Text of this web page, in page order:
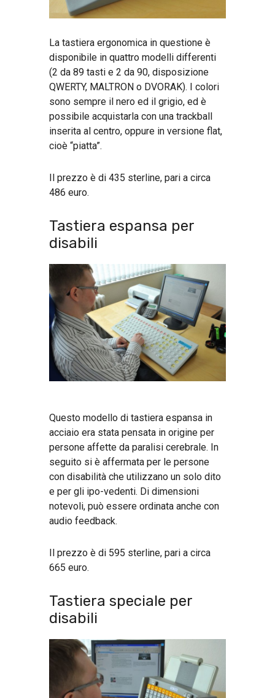
La tastiera ergonomica in questione è
disponibile in quattro modelli differenti
(2 da 89 tasti e 2 da 90, disposizione
QWERTY, MALTRON o DVORAK). I colori
sono sempre il nero ed il grigio, ed è
possibile acquistarla con una trackball
inserita al centro, oppure in versione flat,
cioè “piatta”.
Il prezzo è di 435 sterline, pari a circa
486 euro.
Tastiera espansa per
disabili
Questo modello di tastiera espansa in
acciaio era stata pensata in origine per
persone affette da paralisi cerebrale. In
seguito si è affermata per le persone
con disabilità che utilizzano un solo dito
e per gli ipo-vedenti. Di dimensioni
notevoli, può essere ordinata anche con
audio feedback.
Il prezzo è di 595 sterline, pari a circa
665 euro.
Tastiera speciale per
disabili